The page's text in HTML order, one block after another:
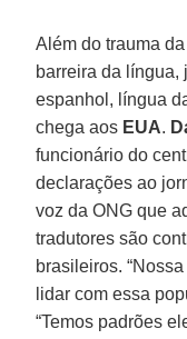
Além do trauma
barreira da língua,
espanhol, língua
chega aos EUA.
funcionário do
declarações ao
voz da ONG que
tradutores são
brasileiros.
lidar com essa
“Temos padrões